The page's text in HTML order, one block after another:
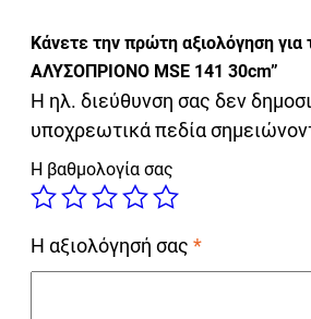
Κάνετε την πρώτη αξιολόγηση για
ΑΛΥΣΟΠΡΙΟΝΟ MSE 141 30cm”
Η ηλ. διεύθυνση σας δεν
υποχρεωτικά πεδία
Η βαθμολογία σας
Η αξιολόγησή σας *